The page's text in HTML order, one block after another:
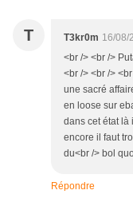
T T3kr0m 16/08/
<br /> <br />
<br /> <br />
une sacré
en loose sur
dans cet état là
encore il faut
du<br /> bol
Répondre